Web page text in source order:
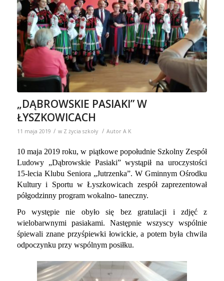
„DĄBROWSKIE PASIAKI” W
ŁYSZKOWICACH
11 maja 2019 / w Z życia szkoły / Autor A K
10 maja 2019 roku, w piątkowe popołudnie Szkolny Zespół
Ludowy „Dąbrowskie Pasiaki”wystąpił na uroczystości
15-lecia Klubu Seniora „Jutrzenka”.W Gminnym Ośrodku
Kultury i Sportu w Łyszkowicach zespół zaprezentował
półgodzinny program wokalno- taneczny.
Po występie nie obyło się bez gratulacji i zdjęć z
wielobarwnymi pasiakami. Następnie wszyscy wspólnie
śpiewali znane przyśpiewki łowickie, a potem była chwila
odpoczynku przy wspólnym posiłku.